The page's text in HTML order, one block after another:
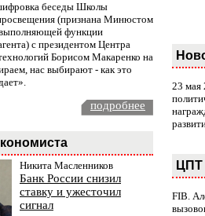
беседы Школы
(признана Минюстом
функции
с президентом Центра
Борисом Макаренко на
нас выбирают - как это
подробнее
Никита Масленников
Банк России снизил
ставку и ужесточил
сигнал
23 мая
ЦПТ
FIB.